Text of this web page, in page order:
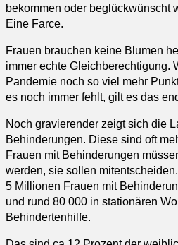
bekommen oder beglückwünscht
Eine Farce.
Frauen brauchen keine Blumen
immer echte Gleichberechtigung.
Pandemie noch so viel mehr
es noch immer fehlt, gilt es das
Noch gravierender zeigt sich die
Behinderungen. Diese sind oft
Frauen mit Behinderungen
werden, sie sollen
5 Millionen Frauen mit
und rund 80 000 in stationären
Behindertenhilfe.